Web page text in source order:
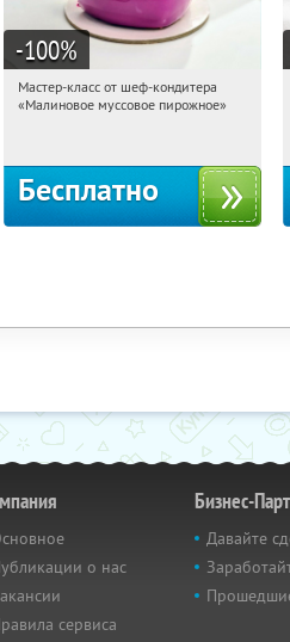
-100%
21:49:29 Получили:
Мастер-класс от шеф-кондитера
«Малиновое муссовое пирожное»
Бесплатно
о нас
сервиса
Бизнес-
Давайте